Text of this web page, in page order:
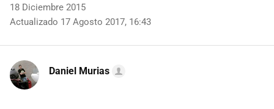
18 Diciembre 2015
Actualizado 17 Agosto 2017, 16:43
Daniel Murias